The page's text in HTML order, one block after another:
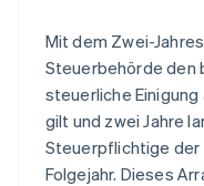
Mit dem Zwei-
Steuerbehörde
steuerliche
gilt und zwei Jahre
Steuerpflichtige der
Folgejahr. Dieses